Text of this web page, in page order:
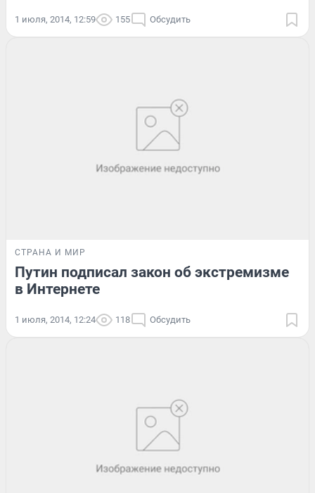
1 июля, 2014, 12:59 155 Обсудить
СТРАНА И МИР
Путин подписал закон об экстремизме
в Интернете
1 июля, 2014, 12:24 118 Обсудить